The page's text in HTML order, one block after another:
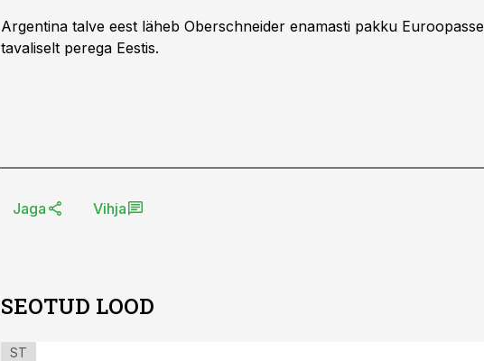
Argentina talve eest läheb Oberschneider enamasti pakku
tavaliselt perega Eestis.
Jaga Vihja
SEOTUD LOOD
ST